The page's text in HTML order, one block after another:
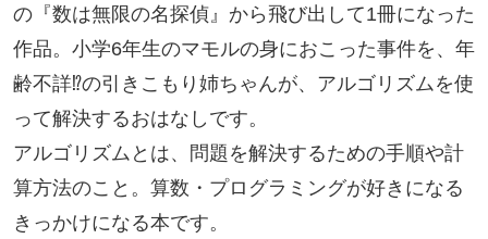
の『数は無限の名探偵』から飛び出して1冊になった
作品。小学6年生のマモルの身におこった事件を、年
齢不詳⁉の引きこもり姉ちゃんが、アルゴリズムを使
って解決するおはなしです。
アルゴリズムとは、問題を解決するための手順や計
算方法のこと。算数・プログラミングが好きになる
きっかけになる本です。